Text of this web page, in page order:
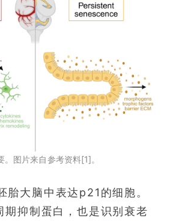
。图片来自参考资料[1]。
胎大脑中表达p21的细胞。
期抑制蛋白，也是识别衰老